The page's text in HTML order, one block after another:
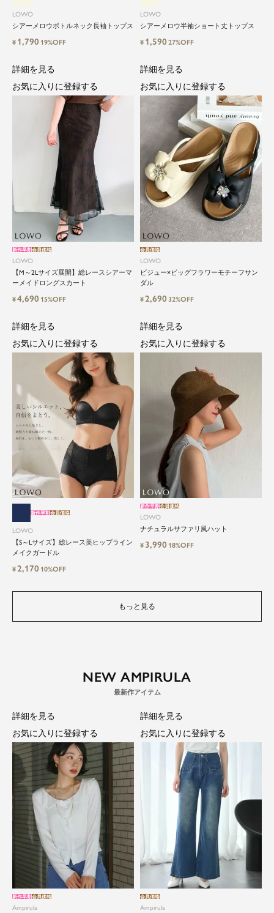
もっと見る
LOWO
シアーメロウボトルネック長袖トップス
¥ 1,790 19%OFF
LOWO
シアーメロウ半袖ショート丈トップス
¥ 1,59027%OFF
LOWO
【M～2Lサイズ展開】総レースシアーマ
ーメイドロングスカート
新作早割会員価格
¥4,690 15%OFF
詳細を見る
お気に入りに登録する
LOWO
ビジュー×ビッグフラワーモチーフサン
ダル
会員価格
¥2,69032%OFF
詳細を見る
お気に入りに登録する
LOWO
【S～Lサイズ】総レース美ヒップライン
メイクガードル
新作早割会員価格
¥2,170 10%OFF
詳細を見る
お気に入りに登録する
LOWO
ナチュラルサファリ風ハット
新作早割会員価格
¥ 3,990 18%OFF
詳細を見る
お気に入りに登録する
NEW AMPIRULA
Ampirula
新作早割会員価格
詳細を見る
お気に入りに登録する
Ampirula
会員価格
詳細を見る
お気に入りに登録する